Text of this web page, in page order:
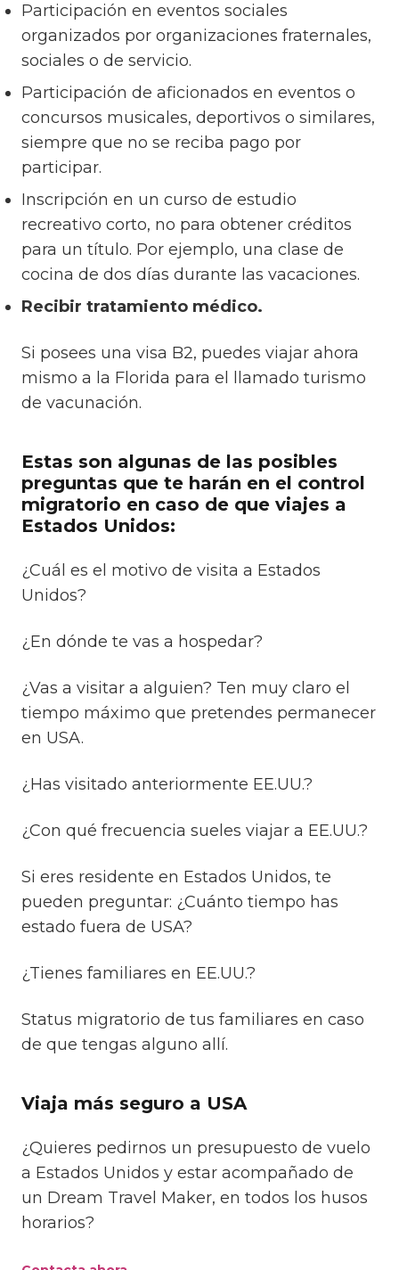
Participación en eventos sociales
organizados por organizaciones fraternales,
sociales o de servicio.
Participación de aficionados en eventos o
concursos musicales, deportivos o similares,
siempre que no se reciba pago por
participar.
Inscripción en un curso de estudio
recreativo corto, no para obtener créditos
para un título. Por ejemplo, una clase de
cocina de dos días durante las vacaciones.
Recibir tratamiento médico.
Si posees una visa B2, puedes viajar ahora
mismo a la Florida para el llamado turismo
de vacunación.
Estas son algunas de las posibles
preguntas que te harán en el control
migratorio en caso de que viajes a
Estados Unidos:
¿Cuál es el motivo de visita a Estados
Unidos?
¿En dónde te vas a hospedar?
¿Vas a visitar a alguien? Ten muy claro el
tiempo máximo que pretendes permanecer
en USA.
¿Has visitado anteriormente EE.UU.?
¿Con qué frecuencia sueles viajar a EE.UU.?
Si eres residente en Estados Unidos, te
pueden preguntar: ¿Cuánto tiempo has
estado fuera de USA?
¿Tienes familiares en EE.UU.?
Status migratorio de tus familiares en caso
de que tengas alguno allí.
Viaja más seguro a USA
¿Quieres pedirnos un presupuesto de vuelo
a Estados Unidos y estar acompañado de
un Dream Travel Maker, en todos los husos
horarios?